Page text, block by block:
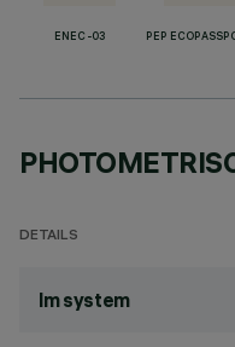
ENEC-03 PEP
DETAILS
lm system